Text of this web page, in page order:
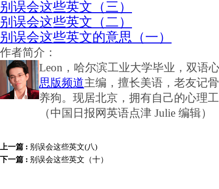
别误会这些英文（三）
别误会这些英文（二）
别误会这些英文的意思（一）
作者简介：
Leon，哈尔滨工业大学毕业，双语
思版频道主编，擅长美语，老友记
养狗。现居北京，拥有自己的心理
（中国日报网英语点津 Julie 编辑）
上一篇 : 别误会这些英文(八)
下一篇 : 别误会这些英文（十）